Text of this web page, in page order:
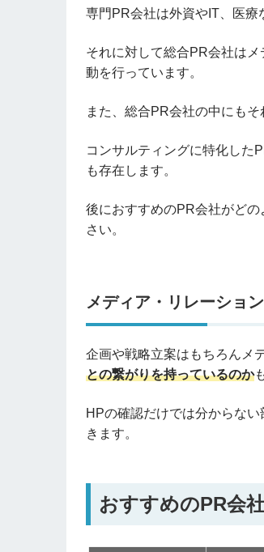
専門 PR会社は外資や IT 、医
それに対して総合PR会社はメ
動を行っています。
また、総合PR会社の中にもそ
コンサルティングに特化した
も存在します。
後におすすめのPR会社がどの
さい。
メディア・リレーション
企画や戦略立案はもちろんメ
との繋がりを持っているのか
HPの確認だけでは分からな
きます。
おすすめのPR会